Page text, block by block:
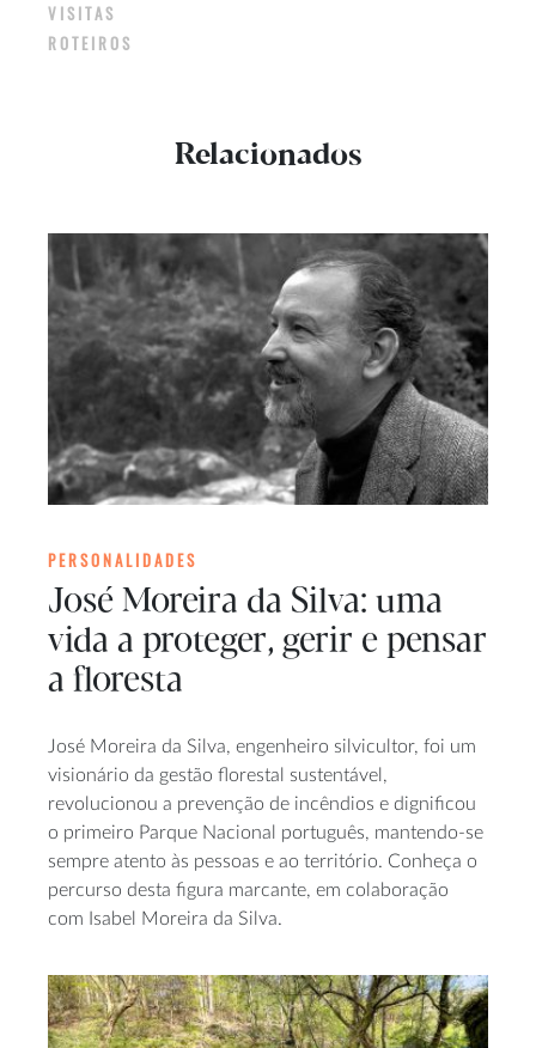
VISITAS
ROTEIROS
Relacionados
PERSONALIDADES
José Moreira da Silva: uma
vida a proteger, gerir e pensar
a floresta
José Moreira da Silva, engenheiro silvicultor, foi um
visionário da gestão florestal sustentável,
revolucionou a prevenção de incêndios e dignificou
o primeiro Parque Nacional português, mantendo-se
sempre atento às pessoas e ao território. Conheça o
percurso desta figura marcante, em colaboração
com Isabel Moreira da Silva.